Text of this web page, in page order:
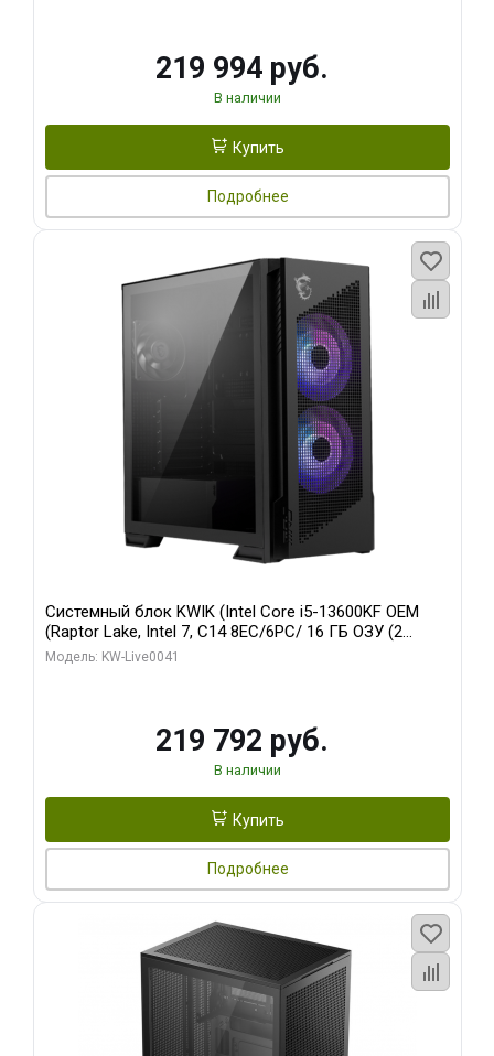
219 994 руб.
В наличии
Купить
Подробнее
Системный блок KWIK (Intel Core i5-13600KF OEM
(Raptor Lake, Intel 7, C14 8EC/6PC/ 16 ГБ ОЗУ (2
модуля)/ Palit RTX5080 GAMINGPRO OC 16GB GDDR7
Модель: KW-Live0041
219 792 руб.
В наличии
Купить
Подробнее